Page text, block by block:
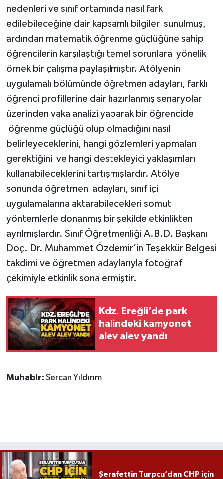
nedenleri ve sınıf ortamında nasıl fark
edilebileceğine dair kapsamlı bilgiler sunulmuş,
ardından matematik öğrenme güçlüğüne sahip
öğrencilerin karşılaştığı temel sorunlara yönelik
örnek bir çalışma paylaşılmıştır. Atölyenin
uygulamalı bölümünde öğretmen adayları, farklı
öğrenci profillerine dair hazırlanmış senaryolar
üzerinden vaka analizi yaparak bir öğrencide
öğrenme güçlüğü olup olmadığını nasıl
belirleyeceklerini, hangi gözlemleri yapmaları
gerektiğini ve hangi destekleyici yaklaşımları
kullanabileceklerini tartışmışlardır. Atölye
sonunda öğretmen adayları, sınıf içi
uygulamalarına aktarabilecekleri somut
yöntemlerle donanmış bir şekilde etkinlikten
ayrılmışlardır. Sınıf Öğretmenliği A.B.D. Başkanı
Doç. Dr. Muhammet Özdemir’in Teşekkür Belgesi
takdimi ve öğretmen adaylarıyla fotoğraf
çekimiyle etkinlik sona ermiştir.
Kdz. Ereğli’de park
halindeki kamyonet
alev alev yandı
Muhabir: Sercan Yıldırım
Şerafettin Turpcu’dan CHP için
Resmi İlan
Röportaj
SİYASET
Spor
Yaşam